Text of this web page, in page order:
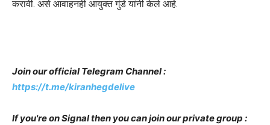
करावी. असे आवाहनही आयुक्त गुंडे यांनी केले आहे.
Join our official Telegram Channel :
https://t.me/kiranhegdelive
If you're on Signal then you can join our private group :